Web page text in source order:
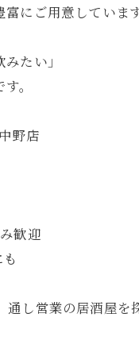
にご用意しています
たい」
。
野店
歓迎
し営業の居酒屋を